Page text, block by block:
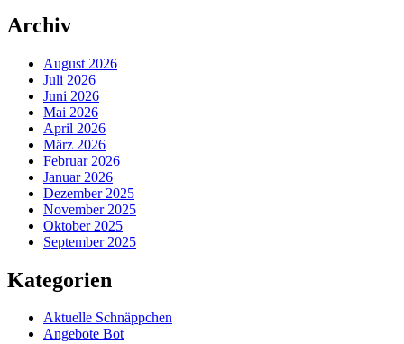
Archiv
August 2026
Juli 2026
Juni 2026
Mai 2026
April 2026
März 2026
Februar 2026
Januar 2026
Dezember 2025
November 2025
Oktober 2025
September 2025
Kategorien
Aktuelle Schnäppchen
Angebote Bot